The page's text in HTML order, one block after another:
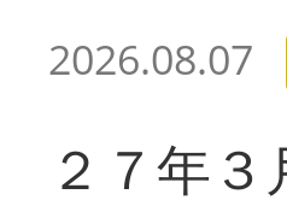
2026.08.07
２７年